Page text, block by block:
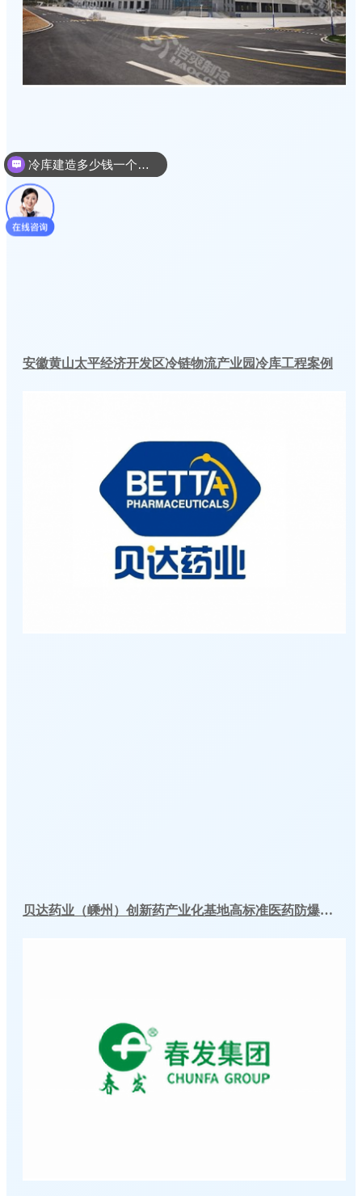
安徽黄山太平经济开发区冷链物流产业园冷库工程案例
贝达药业（嵊州）创新药产业化基地高标准医药防爆冷库建造工程案例
冷库建造多少钱一个平方